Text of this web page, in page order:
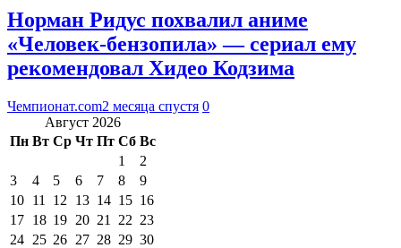
Норман Ридус похвалил аниме
«Человек-бензопила» — сериал ему
рекомендовал Хидео Кодзима
Чемпионат.com2 месяца спустя 0
Август 2026
Пн Вт Ср Чт Пт Сб Вс
1
2
3
4 5 6 7 8
9
10 11 12 13 14 15 16
17 18 19 20 21 22 23
24 25 26 27 28 29 30